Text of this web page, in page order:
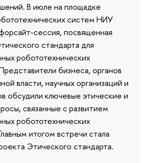
В июле на площадке
систем НИУ
сессия, посвященная
стандарта для
робототехнических
бизнеса, органов
власти, научных организаций и
обсудили ключевые этические и
связанные с развитием
робототехнических
итогом встречи стала
Этического стандарта.